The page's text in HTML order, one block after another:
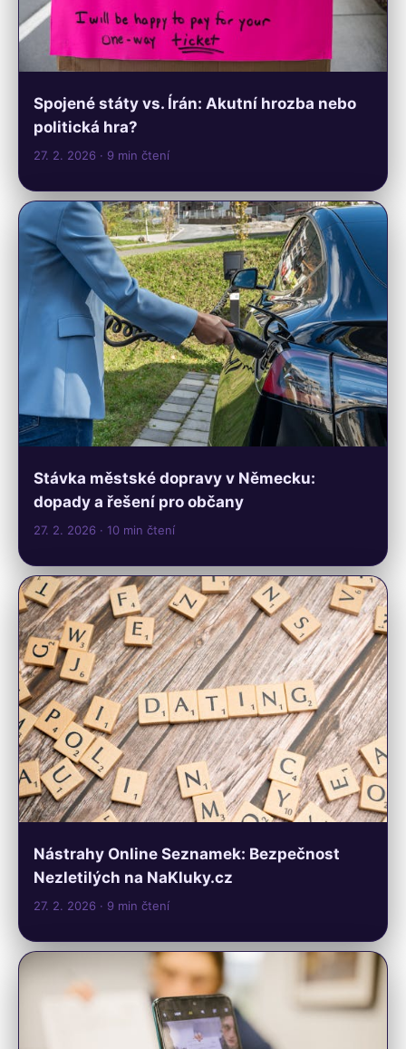
Spojené státy vs. Írán: Akutní hrozba nebo
politická hra?
27. 2. 2026 · 9 min čtení
Stávka městské dopravy v Německu:
dopady a řešení pro občany
27. 2. 2026 · 10 min čtení
Nástrahy Online Seznamek: Bezpečnost
Nezletilých na NaKluky.cz
27. 2. 2026 · 9 min čtení